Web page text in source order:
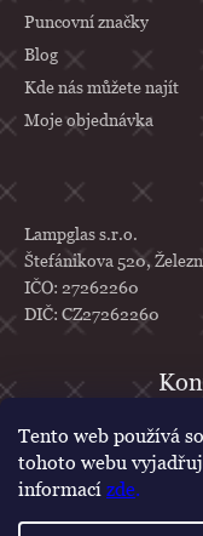
Tento web používá
tohoto webu
informací zde.
Puncovní značky
Blog
Kde nás můžete najít
Moje objednávka
Lampglas s.r.o.
Štefánikova 520,
IČO: 27262260
DIČ: CZ27262260